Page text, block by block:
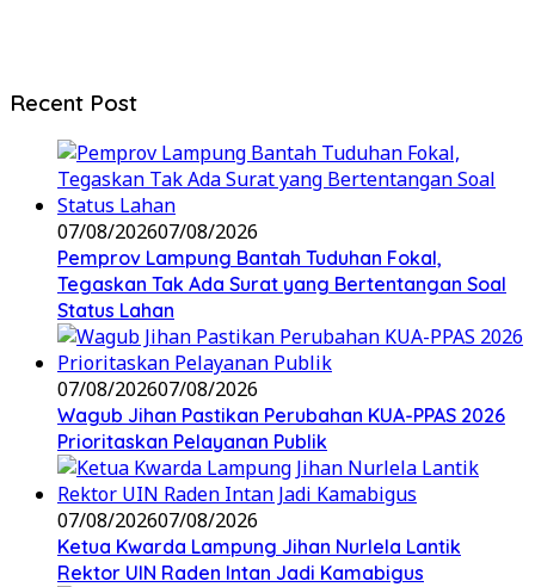
Recent Post
07/08/202607/08/2026
Pemprov Lampung Bantah Tuduhan Fokal,
Tegaskan Tak Ada Surat yang Bertentangan Soal
Status Lahan
07/08/202607/08/2026
Wagub Jihan Pastikan Perubahan KUA-PPAS 2026
Prioritaskan Pelayanan Publik
07/08/202607/08/2026
Ketua Kwarda Lampung Jihan Nurlela Lantik
Rektor UIN Raden Intan Jadi Kamabigus